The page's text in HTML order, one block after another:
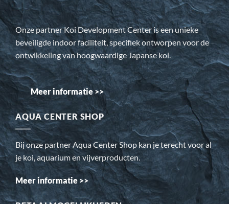
Onze partner Koi Development Center is een unieke
beveiligde indoor faciliteit, specifiek ontworpen voor de
ontwikkeling van hoogwaardige Japanse koi.
Meer informatie >>
AQUA CENTER SHOP
Bij onze partner Aqua Center Shop kan je terecht voor al
je koi, aquarium en vijverproducten.
Meer informatie >>